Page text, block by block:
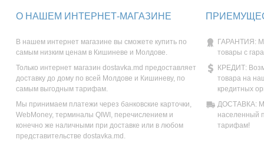
О НАШЕМ ИНТЕРНЕТ-МАГАЗИНЕ
В нашем интернет магазине вы сможете купить по
самым низким ценам в Кишиневе и Молдове.
Только интернет магазин dostavka.md предоставляет
доставку до дому по всей Молдове и Кишиневу, по
самым выгодным тарифам.
Мы принимаем платежи через банковские карточки,
WebMoney, терминалы QIWI, перечислением и
конечно же наличными при доставке или в любом
представительстве dostavka.md.
ГАРАНТИЯ:
товары с
КРЕДИТ:
товара на
кредитных
ДОСТАВКА:
населенный
тарифам!